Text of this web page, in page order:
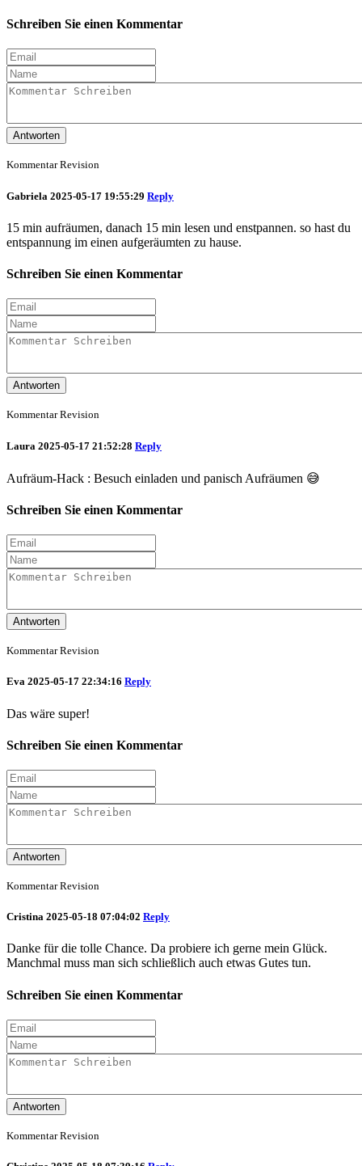
Schreiben Sie einen Kommentar
Antworten
Kommentar Revision
Gabriela 2025-05-17 19:55:29 Reply
15 min aufräumen, danach 15 min lesen und enstpannen. so hast du
entspannung im einen aufgeräumten zu hause.
Schreiben Sie einen Kommentar
Antworten
Kommentar Revision
Laura 2025-05-17 21:52:28 Reply
Aufräum-Hack : Besuch einladen und panisch Aufräumen 😅
Schreiben Sie einen Kommentar
Antworten
Kommentar Revision
Eva 2025-05-17 22:34:16 Reply
Das wäre super!
Schreiben Sie einen Kommentar
Antworten
Kommentar Revision
Cristina 2025-05-18 07:04:02 Reply
Danke für die tolle Chance. Da probiere ich gerne mein Glück.
Manchmal muss man sich schließlich auch etwas Gutes tun.
Schreiben Sie einen Kommentar
Antworten
Kommentar Revision